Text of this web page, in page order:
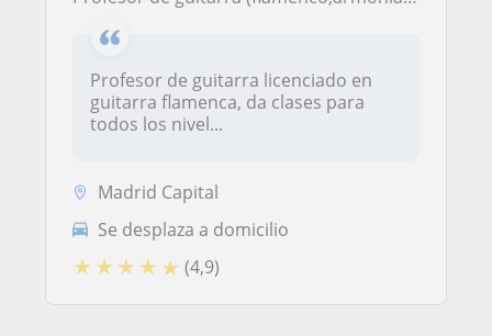
Profesor de guitarra licenciado en
guitarra flamenca, da clases para
todos los nivel...
Madrid Capital
Se desplaza a domicilio
★ ★ ★ ★ ★ (4,9)